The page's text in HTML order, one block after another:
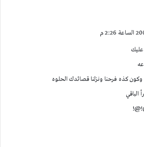
عليك
كذه فرحنا ونزلنا قصائدك الحلوه
الباقي